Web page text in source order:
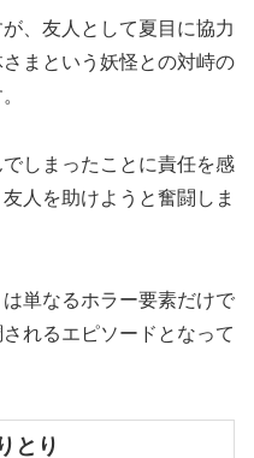
、友人として夏目に協力
まという妖怪との対峙の
しまったことに責任を感
人を助けようと奮闘しま
単なるホラー要素だけで
れるエピソードとなって
とり